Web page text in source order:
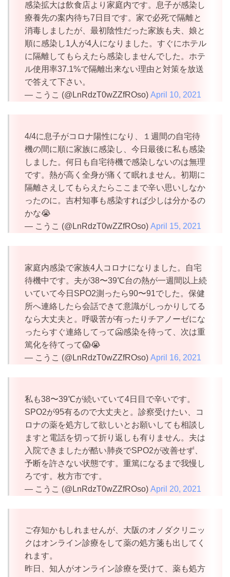
感染拡大は飲食店より家庭内です。息子が感染し
療養先の案内待ち7日目です。家で必死で隔離と
消毒しましたが、最初陰性だった家族も夫、娘と
順に感染し1人が4人になりました。すぐにホテル
に隔離してもらえたら感染しませんでした。ホテ
ル使用率37.1%で隔離出来ない理由と対策を放送
で答えて下さい。
— こうこ (@LnRdzT0wZZfROso) April 10, 2021
4/4に息子がコロナ陽性になり、１週間の自宅待
機の間に順に家族に感染し、今日最後に私も感染
しました。何日も自宅待機で感染しないのは無理
です。熱が高く全身が痛くて眠れません。初期に
隔離さえしてもらえたらここまで辛い思いしなか
ったのに。吉村知事も感染すれば少しは分かるの
かな😭
— こうこ (@LnRdzT0wZZfROso) April 15, 2021
家庭内感染で家族4人コロナになりました。自宅
待機中です。夫が38〜39℃台の熱が一週間以上続
いていて今日SPO2測ったら90〜91でした。保健
所へ連絡したら会話できて意識がしっかりしてる
なら大丈夫と。呼吸苦が有ったりチアノーゼにな
ったらすぐ連絡してって🥶感染を待って、次は重
篤化を待てって😱😭
— こうこ (@LnRdzT0wZZfROso) April 16, 2021
私も38〜39℃が続いていて4日目で辛いです。
SPO2が95有るので大丈夫と。診察受けたい、コ
ロナの薬を処方して欲しいとお願いしても相談し
ますと電話を切って折り返しも有りません。夫は
入院できましたが酷い肺炎でSPO2が改善せず、
予断を許さない状態です。重篤になるまで我慢し
ろです。枚方市です。
— こうこ (@LnRdzT0wZZfROso) April 20, 2021
ご存知かもしれませんが、大阪のオノダクリニッ
クはオンライン診療をして薬の処方箋も出してく
れます。
昨日、知人がオンライン診療を受けて、薬も処方